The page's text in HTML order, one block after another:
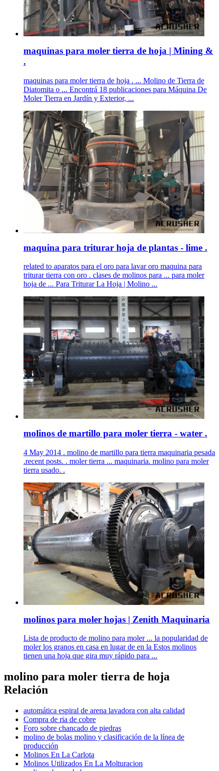
maquinas para moler tierra de hoja | Mining &
.
maquinas para moler tierra de hoja . ... Molino de Tierra de
Diatomita o ... Encontrá 18 publicaciones para Máquina De
Moler Tierra en Jardín y Exterior, ...
maquina para triturar hoja de plantas - lime .
related to aparatos para el oro para lavar oro maquina para
triturar tierra con oro . clases de molinos para ... para moler
hoja de ... Para Triturar La Hoja | Molino ...
molinos de martillo para moler tierra - water .
4 May 2014 . molino de martillo para tierra maquinaria pesada
.recent posts. . moler tierra ... maquinaria. molino para moler
tierra usado. .
molinos para moler hojas | Zenith Maquinaria
Lista de producto de molino para moler ... la popularidad de
moler los granos en casa en lugar de en la Estos molinos
tienen una hoja que gira muy rápido para ...
molino para moler tierra de hoja
Relación
automática espiral de arena lavadora con alta calidad
Compra de ria de cobre
Foro sobre chancado de piedras
molino de bolas molino y clasificación de la línea de
producción
Molinos En La Carlota
Molinos Utilizados En La Molturacion